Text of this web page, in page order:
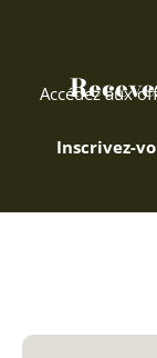
Accédez aux
Inscrivez-